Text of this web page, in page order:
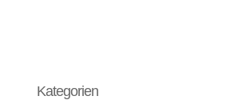
Kategorien